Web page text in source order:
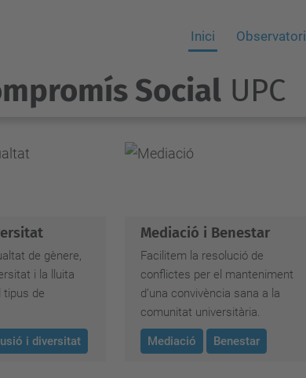
Inici Observatori
SocialUPC
de gènere,
i la lluita
tipus de
i diversitat
Mediació i Benestar
Facilitem la resolució de
conflictes per el manteniment
d’una convivència sana a la
comunitat universitària.
Mediació Benestar